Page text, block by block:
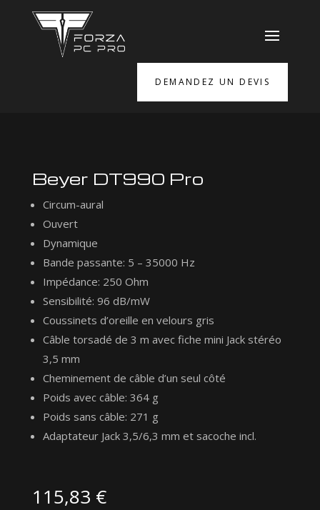
DEMANDEZ UN DEVIS
Beyer DT990 Pro
Circum-aural
Ouvert
Dynamique
Bande passante: 5 – 35000 Hz
Impédance: 250 Ohm
Sensibilité: 96 dB/mW
Coussinets d’oreille en velours gris
Câble torsadé de 3 m avec fiche mini Jack stéréo
3,5 mm
Cheminement de câble d’un seul côté
Poids avec câble: 364 g
Poids sans câble: 271 g
Adaptateur Jack 3,5/6,3 mm et sacoche incl.
115,83 €